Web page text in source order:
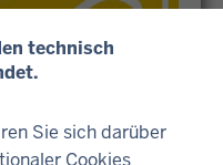
technisch
Sie sich darüber
Cookies